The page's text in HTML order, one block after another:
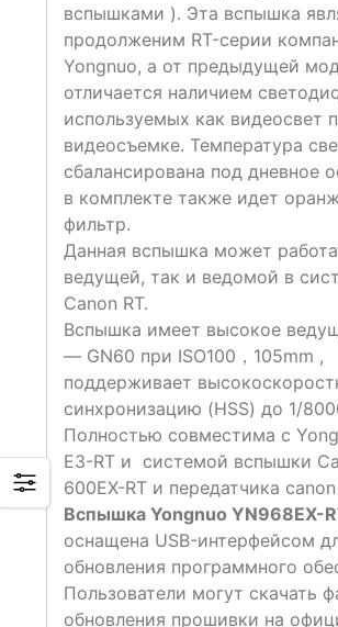
вспышками ). Эта вспышка
продолженим RT-серии
Yongnuo, а от предыдущей
отличается наличием
используемых как видеосвет
видеосъемке. Температура
сбалансирована под дневное
в комплекте также идет
фильтр.
Данная вспышка может
ведущей, так и ведомой в
Canon RT.
Вспышка имеет высокое
— GN60 при ISO100，105mm ,
поддерживает
синхронизацию (HSS) до 1/
Полностью совместима с
E3-RT и системой вспышки
600EX-RT и передатчика
Вспышка Yongnuo YN968EX-
оснащена USB-интерфейсом
обновления программного
Пользователи могут скачать
обновления прошивки на